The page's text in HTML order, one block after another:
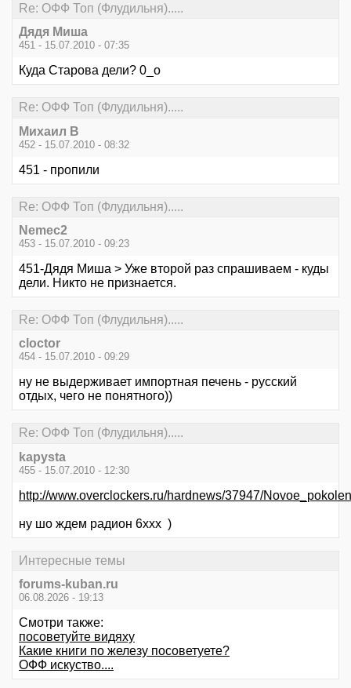
Re: ОФФ Топ (Флудильня).....
Дядя Миша
451 - 15.07.2010 - 07:35
Куда Старова дели? 0_о
Re: ОФФ Топ (Флудильня).....
Михаил В
452 - 15.07.2010 - 08:32
451 - пропили
Re: ОФФ Топ (Флудильня).....
Nemec2
453 - 15.07.2010 - 09:23
451-Дядя Миша > Уже второй раз спрашиваем - куды
дели. Никто не признается.
Re: ОФФ Топ (Флудильня).....
cloctor
454 - 15.07.2010 - 09:29
ну не выдерживает импортная печень - русский
отдых, чего не понятного))
Re: ОФФ Топ (Флудильня).....
kapysta
455 - 15.07.2010 - 12:30
http://www.overclockers.ru/hardnews/37947/
ну шо ждем радион 6ххх )
Интересные темы
forums-kuban.ru
06.08.2026 - 19:13
Смотри также:
посоветуйте видяху
Какие книги по железу посоветуете?
ОФФ искуство....